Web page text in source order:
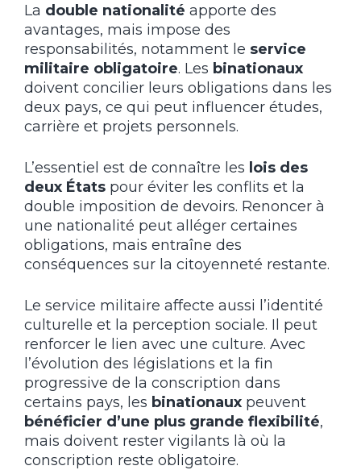
La double nationalité apporte des
avantages, mais impose des
responsabilités, notamment le service
militaire obligatoire. Les binationaux
doivent concilier leurs obligations dans les
deux pays, ce qui peut influencer études,
carrière et projets personnels.
L’essentiel est de connaître les lois des
deux États pour éviter les conflits et la
double imposition de devoirs. Renoncer à
une nationalité peut alléger certaines
obligations, mais entraîne des
conséquences sur la citoyenneté restante.
Le service militaire affecte aussi l’identité
culturelle et la perception sociale. Il peut
renforcer le lien avec une culture. Avec
l’évolution des législations et la fin
progressive de la conscription dans
certains pays, les binationaux peuvent
bénéficier d’une plus grande flexibilité,
mais doivent rester vigilants là où la
conscription reste obligatoire.